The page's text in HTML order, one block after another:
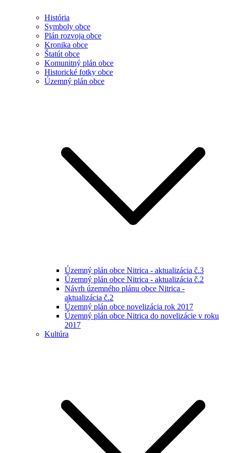
História
Symboly obce
Plán rozvoja obce
Kronika obce
Štatút obce
Komunitný plán obce
Historické fotky obce
Územný plán obce
Územný plán obce Nitrica - aktualizácia č.3
Územný plán obce Nitrica - aktualizácia č.2
Návrh územného plánu obce Nitrica -
aktualizácia č.2
Územný plán obce novelizácia rok 2017
Územný plán obce Nitrica do novelizácie v roku
2017
Kultúra